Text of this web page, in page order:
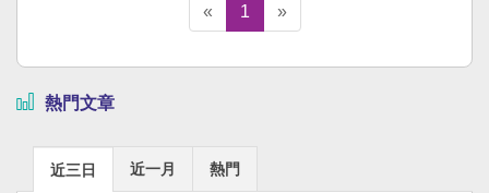
« 1 »
熱門文章
近三日 近一月 熱門